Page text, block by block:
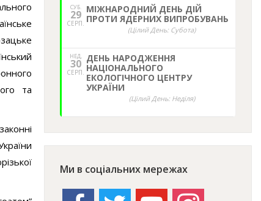
та
СУБ.
29
СЕРП.
МІЖНАРОДНИЙ ДЕНЬ ДІЙ
ПРОТИ ЯДЕРНИХ ВИПРОБУВАНЬ
(Цілий День: Субота)
НЕД,
30
СЕРП.
ДЕНЬ НАРОДЖЕННЯ
НАЦІОНАЛЬНОГО
ЕКОЛОГІЧНОГО ЦЕНТРУ
УКРАЇНИ
(Цілий День: Неділя)
Ми в соціальних мережах
facebook twitter youtube instagram